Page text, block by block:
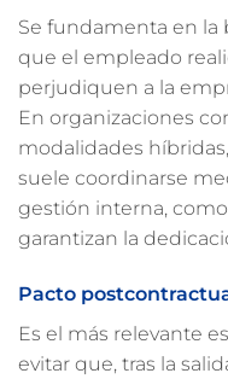
Se fundamenta en la
que el empleado
perjudiquen a la
En organizaciones
modalidades
suele coordinarse
gestión interna,
garantizan la
Pacto
Es el más relevante
evitar que, tras la